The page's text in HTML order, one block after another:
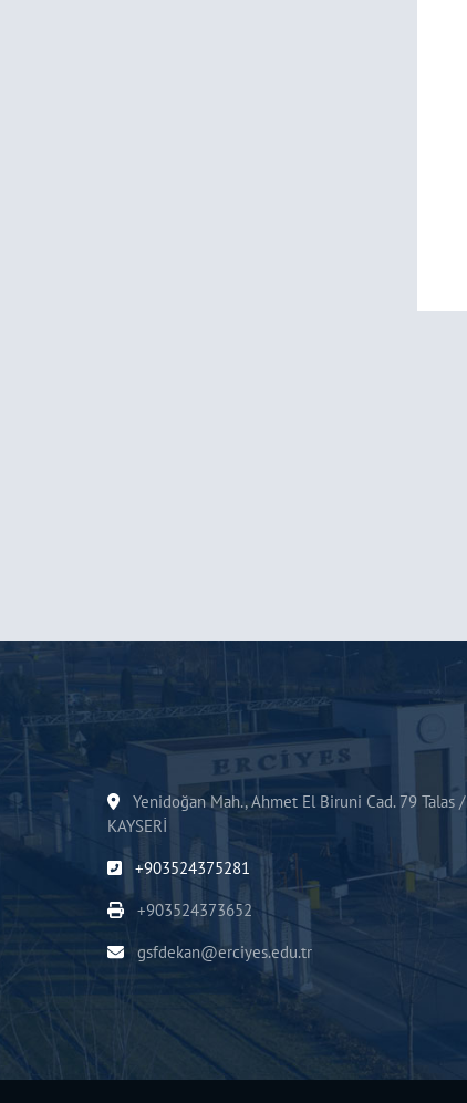
Yenidoğan Mah., Ahmet El Biruni Cad. 79 Talas /
KAYSERİ
+903524375281
+903524373652
gsfdekan@erciyes.edu.tr